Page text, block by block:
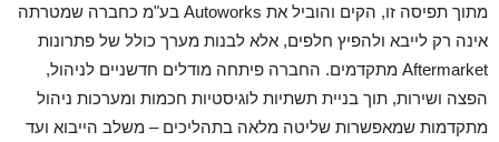
מתוך תפיסה זו, הקים והוביל את Autoworks בע"מ כחברה שמטרתה
אינה רק לייבא ולהפיץ חלפים, אלא לבנות מערך כולל של פתרונות
Aftermarket מתקדמים. החברה פיתחה מודלים חדשניים לניהול,
הפצה ושירות, תוך בניית תשתיות לוגיסטיות חכמות ומערכות ניהול
מתקדמות שמאפשרות שליטה מלאה בתהליכים – משלב הייבוא ועד